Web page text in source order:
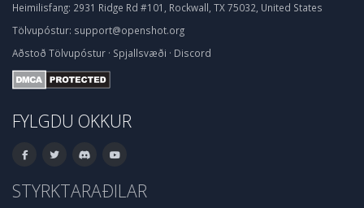
Heimilisfang: 2931 Ridge Rd #101, Rockwall, TX 75032, United States
Tölvupóstur: support@openshot.org
Aðstoð Tölvupóstur · Spjallsvæði · Discord
FYLGDU OKKUR
STYRKTARAÐILAR